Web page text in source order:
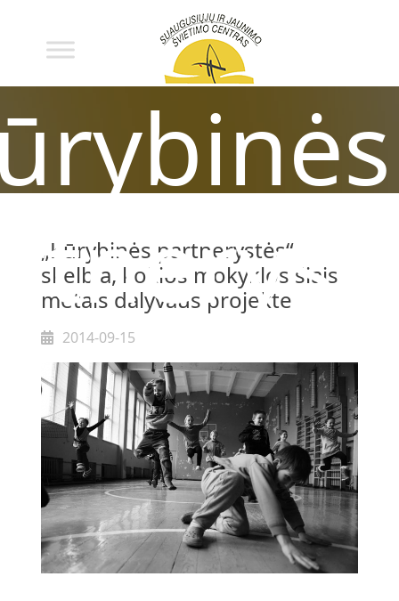
„Kūrybinės partnerystės“
skelbia, kokios mokyklos šiais
metais dalyvaus projekte
2014-09-15